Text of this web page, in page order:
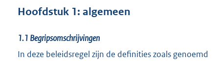
Hoofdstuk 1: algemeen
1.1 Begripsomschrijvingen
In deze beleidsregel zijn de definities zoals genoemd